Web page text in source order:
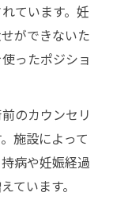
ています。妊
ができないた
ったポジショ
のカウンセリ
施設によって
病や妊娠経過
ています。